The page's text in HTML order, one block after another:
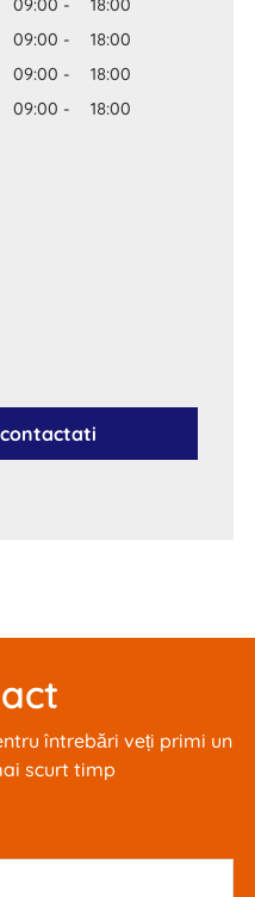
09:00 -
18:00
09:00 -
18:00
09:00 -
18:00
09:00 - 18:00
întrebări veți primi un
scurt timp